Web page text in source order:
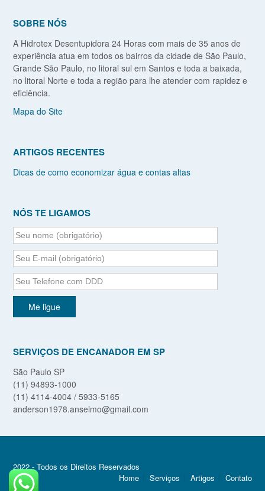
SOBRE NÓS
A Hidrotex Desentupidora 24 Horas com mais de 35 anos de
experiência atua em todos os bairros da cidade de São Paulo,
Grande São Paulo, no litoral sul em Santos e toda a baixada,
no litoral Norte e toda a região para lhe atender com rapidez e
eficiência.
Mapa do Site
ARTIGOS RECENTES
Dicas de como economizar água e contas altas
NÓS TE LIGAMOS
SERVIÇOS DE ENCANADOR EM SP
São Paulo SP
(11) 94893-1000
(11) 4114-4004 / 5933-5165
anderson1978.anselmo@gmail.com
2022 - Todos os Direitos Reservados
Home
Serviços Artigos Contato